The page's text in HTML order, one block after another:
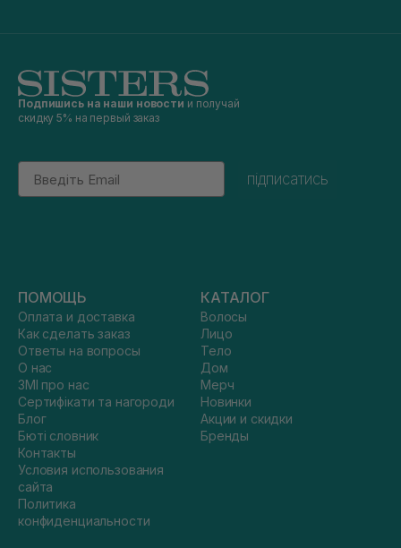
Подпишись на наши новости и получай
скидку 5% на первый заказ
Email
підписатись
ПОМОЩЬ
Оплата и доставка
Как сделать заказ
Ответы на вопросы
О нас
ЗМІ про нас
Сертифікати та нагороди
Блог
Бюті словник
Контакты
Условия использования
сайта
Политика
конфиденциальности
КАТАЛОГ
Волосы
Лицо
Тело
Дом
Мерч
Новинки
Акции и скидки
Бренды